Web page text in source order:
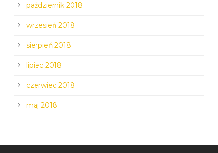
październik 2018
wrzesień 2018
sierpień 2018
lipiec 2018
czerwiec 2018
maj 2018